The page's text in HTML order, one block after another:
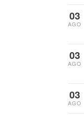
03
AGO
03
AGO
03
AGO